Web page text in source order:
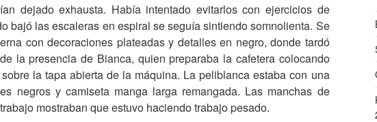
dejado exhausta. Había intentado evitarlos con ejercicios de
bajó las escaleras en espiral se seguía sintiendo somnolienta. Se
con decoraciones plateadas y detalles en negro, donde tardó
la presencia de Bianca, quien preparaba la cafetera colocando
la tapa abierta de la máquina. La peliblanca estaba con una
negros y camiseta manga larga remangada. Las manchas de
mostraban que estuvo haciendo trabajo pesado.